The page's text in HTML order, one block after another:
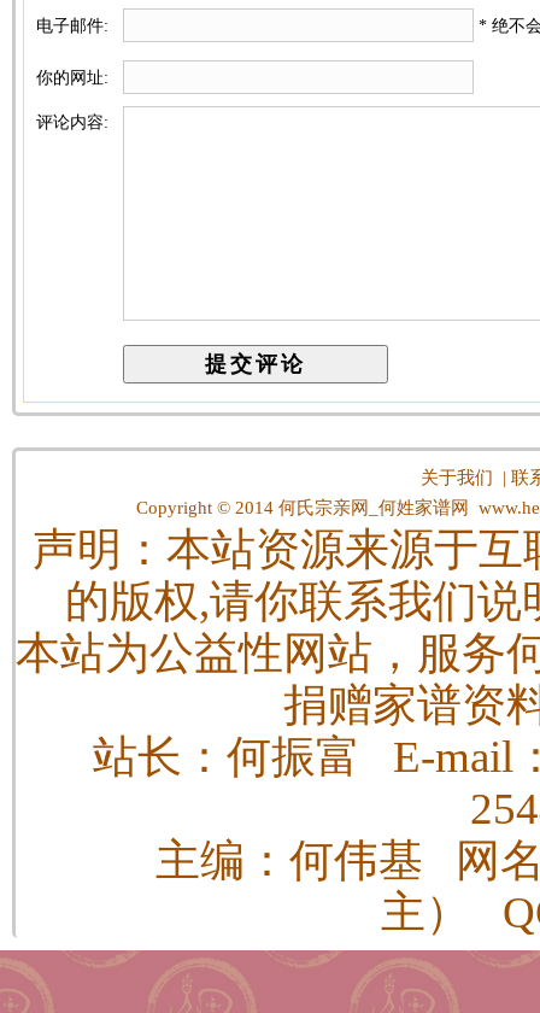
电子邮件: * 绝不
你的网址:
评论内容:
关于我们 |联
Copyright © 2014 何氏宗亲网_何姓家谱网
声明：本站资源来源于
的版权,请你联系我们
本站为公益性网站，服务
捐赠家谱资
站长：何振富 E-mail
主编：何伟基 网
主）